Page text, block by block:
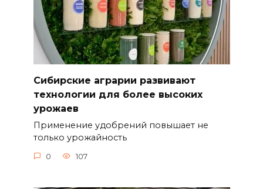
Сибирские аграрии развивают
технологии для более высоких
урожаев
Применение удобрений повышает не
только урожайность
0 107